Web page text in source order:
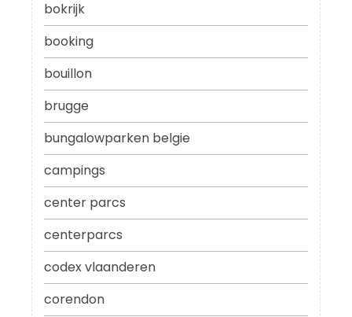
bokrijk
booking
bouillon
brugge
bungalowparken belgie
campings
center parcs
centerparcs
codex vlaanderen
corendon